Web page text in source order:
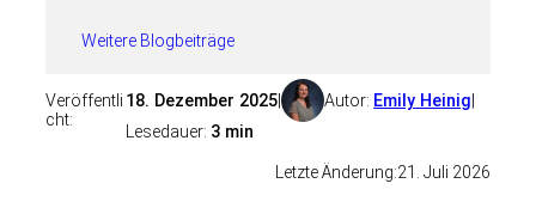
Weitere Blogbeiträge
Veröffentli
cht:
18. Dezember 2025| Autor: Emily Heinig
Lesedauer: 3 min
Letzte Änderung:21. Juli 2026